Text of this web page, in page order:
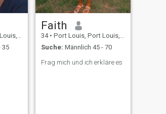
35
Faith
34 • Port Louis, Port Louis, Mauritius
Suche: Männlich 45 - 70
Frag mich und ich erkläre es